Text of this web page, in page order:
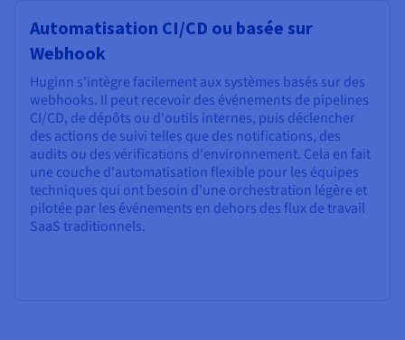
Automatisation CI/CD ou basée sur
Webhook
Huginn s'intègre facilement aux systèmes basés sur des
webhooks. Il peut recevoir des événements de pipelines
CI/CD, de dépôts ou d'outils internes, puis déclencher
des actions de suivi telles que des notifications, des
audits ou des vérifications d'environnement. Cela en fait
une couche d'automatisation flexible pour les équipes
techniques qui ont besoin d'une orchestration légère et
pilotée par les événements en dehors des flux de travail
SaaS traditionnels.